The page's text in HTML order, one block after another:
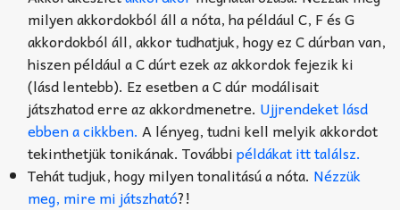
milyen akkordokból áll a nóta, ha például C, F és G
akkordokból áll, akkor tudhatjuk, hogy ez C dúrban van,
hiszen például a C dúrt ezek az akkordok fejezik ki
(lásd lentebb). Ez esetben a C dúr modálisait
játszhatod erre az akkordmenetre. Ujjrendeket lásd
ebben a cikkben. A lényeg, tudni kell melyik akkordot
tekinthetjük tonikának. Továbbipéldákat itt találsz.
Tehát tudjuk, hogy milyen tonalitású a nóta. Nézzük
meg, mire mi játszható?!